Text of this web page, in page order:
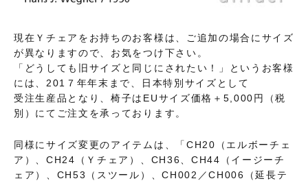
現在Ｙチェアをお持ちのお客様は、ご追加の場合にサイズ
が異なりますので、お気をつけ下さい。
「どうしても旧サイズと同じにされたい！」というお客様
には、201７年年末まで、日本特別サイズとして
受注生産品となり、椅子はEUサイズ価格＋5,000円（税
別）にてご注文を承っております。
同様にサイズ変更のアイテムは、「CH20（エルボーチェ
ア）、CH24（Ｙチェア）、CH36、CH44（イージーチ
ェア）、CH53（スツール）、CH002／CH006（延長テ